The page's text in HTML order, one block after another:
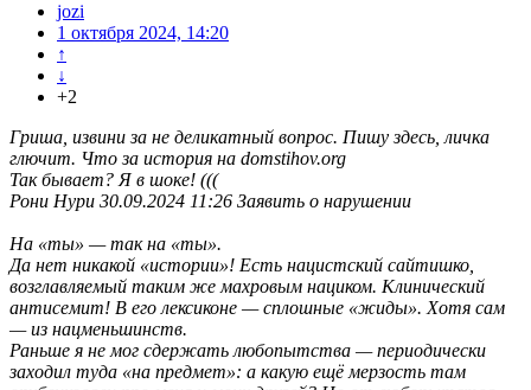
jozi
1 октября 2024, 14:20
↑
↓
+2
Гриша, извини за не деликатный вопрос. Пишу здесь, личка
глючит. Что за история на domstihov.org
Так бывает? Я в шоке! (((
Рони Нури 30.09.2024 11:26 Заявить о нарушении
На «ты» — так на «ты».
Да нет никакой «истории»! Есть нацистский сайтишко,
возглавляемый таким же махровым нациком. Клинический
антисемит! В его лексиконе — сплошные «жиды». Хотя сам
— из нацменьшинств.
Раньше я не мог сдержать любопытства — периодически
заходил туда «на предмет»: а какую ещё мерзость там